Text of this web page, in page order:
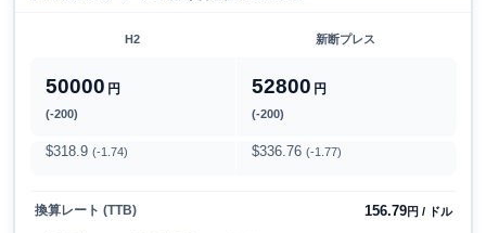
H2 新断プレス
50000 円
(-200)
52800 円
(-200)
$318.9 (-1.74) $336.76 (-1.77)
換算レート (TTB) 156.79円 / ドル